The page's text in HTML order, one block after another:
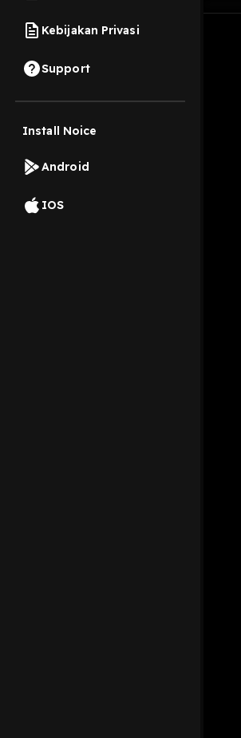
Kebijakan Privasi
Support
Install Noice
Android
IOS